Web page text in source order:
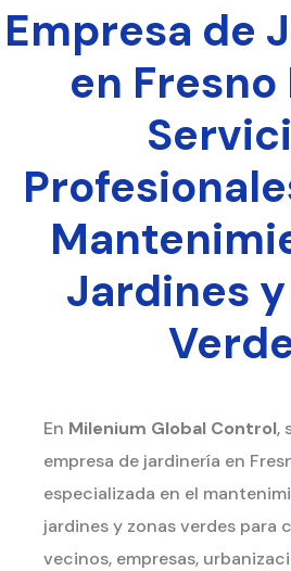
Empresa de
en
Jardines
En Milenium Global Control,
empresa de jardinería en
especializada en el
jardines y zonas verdes para
vecinos, empresas,